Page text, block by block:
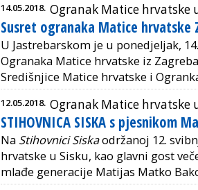
14.05.2018. Ogranak Matice hrvatske
Susret ogranaka Matice hrvatske
U Jastrebarskom je u ponedjeljak,
Ogranaka Matice hrvatske iz
Središnjice Matice hrvatske i
12.05.2018. Ogranak Matice hrvatske
STIHOVNICA SISKA s pjesnikom
Na Stihovnici Siskaodržanoj 12.
hrvatske u Sisku, kao glavni gost
mlađe generacije Matijas Matko